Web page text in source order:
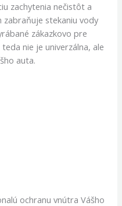
zachytenia nečistôt a
zabraňuje stekaniu vody
zákazkovo pre
nie je univerzálna, ale
auta.
ochranu vnútra Vášho